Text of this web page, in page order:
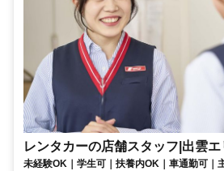
レンタカーの店舗スタッフ|出雲エ
未経験OK｜学生可｜扶養内OK｜車通勤可｜